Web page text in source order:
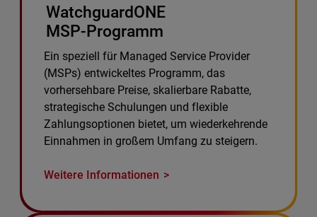
WatchguardONE
MSP-Programm
Ein speziell für Managed Service Provider
(MSPs) entwickeltes Programm, das
vorhersehbare Preise, skalierbare Rabatte,
strategische Schulungen und flexible
Zahlungsoptionen bietet, um wiederkehrende
Einnahmen in großem Umfang zu steigern.
Weitere Informationen